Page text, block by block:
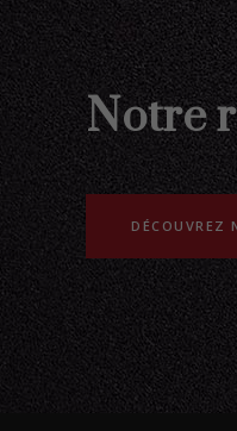
DÉCOUVREZ